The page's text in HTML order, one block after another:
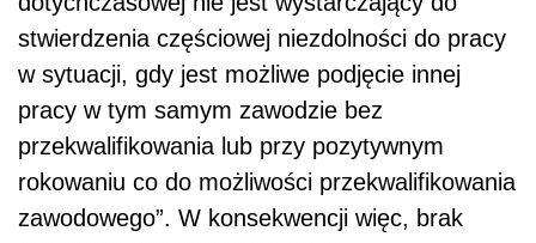
stwierdzenia częściowej niezdolności do pracy
w sytuacji, gdy jest możliwe podjęcie innej
pracy w tym samym zawodzie bez
przekwalifikowania lub przy pozytywnym
rokowaniu co do możliwości przekwalifikowania
zawodowego”. W konsekwencji więc, brak